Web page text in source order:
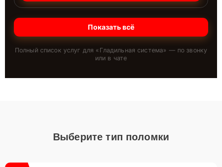
Показать всё
Полный список услуг для « Гладильная система» — по звонку
или в чате
Выберите тип поломки